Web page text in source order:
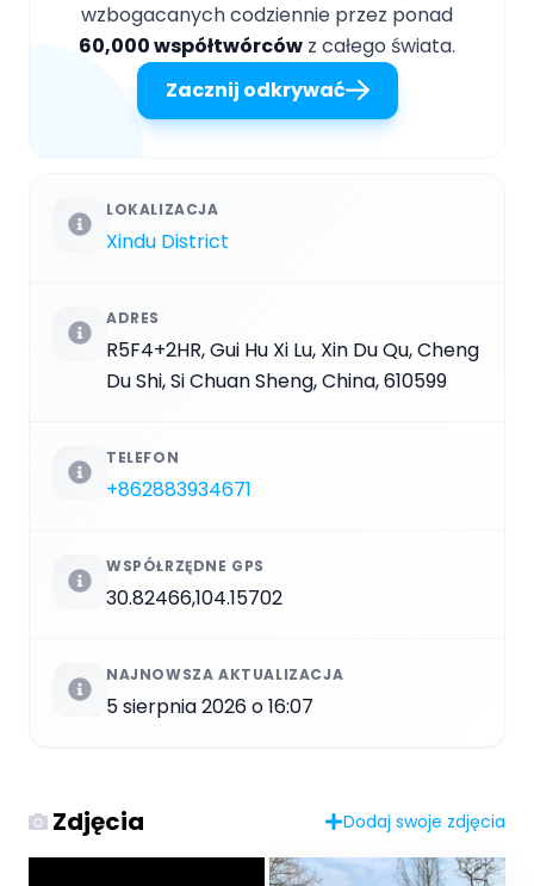
wzbogacanych codziennie przez ponad
60,000 współtwórców z całego świata.
Zacznij odkrywać
LOKALIZACJA
Xindu District
ADRES
R5F4+2HR, Gui Hu Xi Lu, Xin Du Qu, Cheng
Du Shi, Si Chuan Sheng, China, 610599
TELEFON
+862883934671
WSPÓŁRZĘDNE GPS
30.82466,104.15702
NAJNOWSZA AKTUALIZACJA
5 sierpnia 2026 o 16:07
Zdjęcia Dodaj swoje zdjęcia